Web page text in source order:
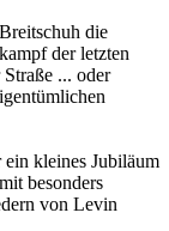
die
der letzten
... oder
kleines Jubiläum
besonders
von Levin